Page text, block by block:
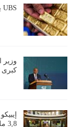
UBS يتوقع ارتفاع الذهب إلى 5000 دولار في 2027
وزير
كبرى
3,8 مليار جنيه خلال الأسبوع الماضي